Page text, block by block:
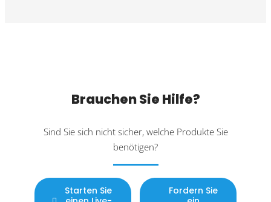
Brauchen Sie Hilfe?
Sind Sie sich nicht sicher, welche Produkte Sie
benötigen?
Starten Sie
Fordern Sie